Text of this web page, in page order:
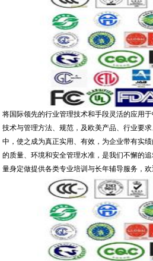
将国际领先的行业管理技术和手段灵活的应用
技术与管理方法、规范，及欧美产品、行业要
中，使之成为真正实用、有效，为企业带有实
的质量、环境和安全管理水准，是我们不懈的
量身定做提供各类专业培训与长年辅导服务，